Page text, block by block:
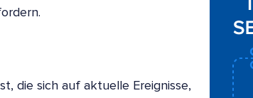
die sich auf aktuelle Ereignisse,